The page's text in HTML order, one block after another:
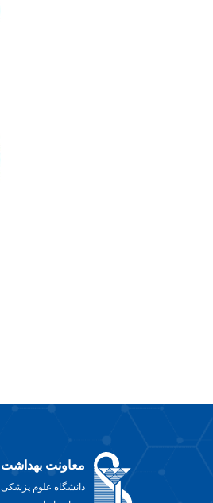
معاونت بهداشت
دانشگاه علوم